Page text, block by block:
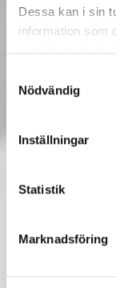
Dessa kan i sin
information som
Nödvändig
Inställningar
Statistik
Marknadsföring
En linjär